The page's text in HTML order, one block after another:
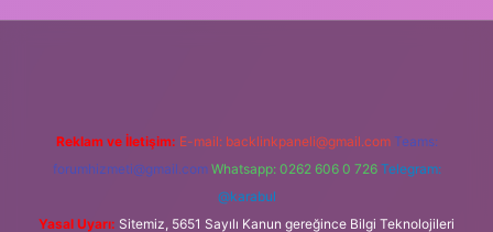
Reklam ve İletişim: E-mail: backlinkpaneli@gmail.com Teams:
forumhizmeti@gmail.com Whatsapp: 0262 606 0 726 Telegram:
@karabul
Yasal Uyarı: Sitemiz, 5651 Sayılı Kanun gereğince Bilgi Teknolojileri